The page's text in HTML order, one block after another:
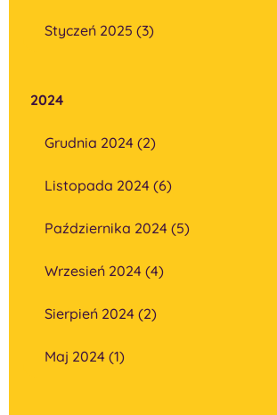
Styczeń 2025 (3)
2024
Grudnia 2024 (2)
Listopada 2024 (6)
Października 2024 (5)
Wrzesień 2024 (4)
Sierpień 2024 (2)
Maj 2024 (1)